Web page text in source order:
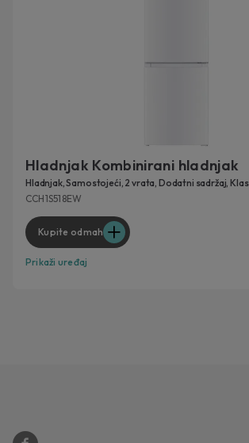
Hladnjak Kombinirani hladnjak
Hladnjak, Samostojeći, 2 vrata, Dodatni sadržaj,
CCH1S518EW
Kupite odmah
Prikaži uređaj